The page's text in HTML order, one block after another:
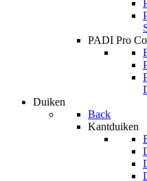
PADI Pro
Duiken
Back
Kantduiken